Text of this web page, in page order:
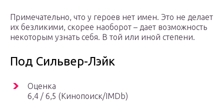
Примечательно, что у героев нет имен. Это не делает
их безликими, скорее наоборот – дает возможность
некоторым узнать себя. В той или иной степени.
Под Сильвер-Лэйк
Оценка
6,4 / 6,5 (Кинопоиск/IMDb)